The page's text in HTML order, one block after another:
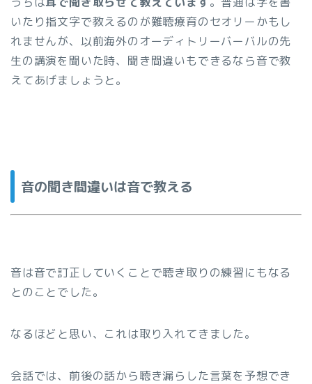
いたり指文字で教えるのが難聴療育のセオリーかもし
れませんが、以前海外のオーディトリーバーバルの先
生の講演を聞いた時、聞き間違いもできるなら音で教
えてあげましょうと。
音の聞き間違いは音で教える
音は音で訂正していくことで聴き取りの練習にもなる
とのことでした。
なるほどと思い、これは取り入れてきました。
会話では、前後の話から聴き漏らした言葉を予想でき